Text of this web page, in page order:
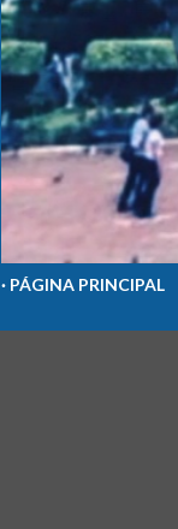
PÁGINA PRINCIPAL